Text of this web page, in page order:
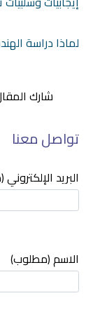
لماذا دراسة
شارك
تواصل معنا
البريد
الاسم (مطلوب)